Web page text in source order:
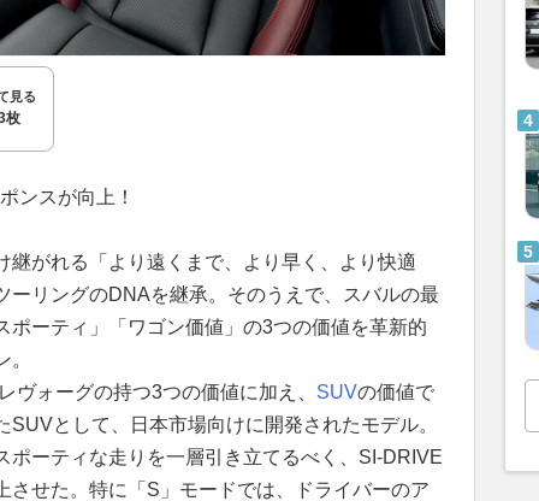
見る
枚
ンスが向上！
継がれる「より遠くまで、より早く、より快適
ーリングのDNAを継承。そのうえで、スバルの最
ポーティ」「ワゴン価値」の3つの価値を革新的
ヴォーグの持つ3つの価値に加え、 SUVの価値で
として、日本市場向けに開発されたモデル。
ポーティな走りを一層引き立てるべく、SI-DRIVE
させた。特に「S」モードでは、ドライバーのア